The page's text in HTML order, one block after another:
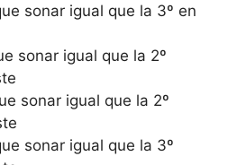
sonar igual que la 3º en
sonar igual que la 2º
sonar igual que la 2º
sonar igual que la 3º